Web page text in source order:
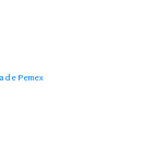
de Pemex